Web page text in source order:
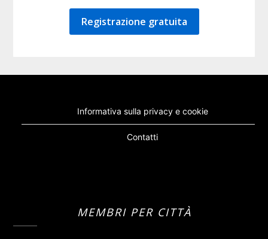
Registrazione gratuita
Informativa sulla privacy e cookie
Contatti
MEMBRI PER CITTÀ